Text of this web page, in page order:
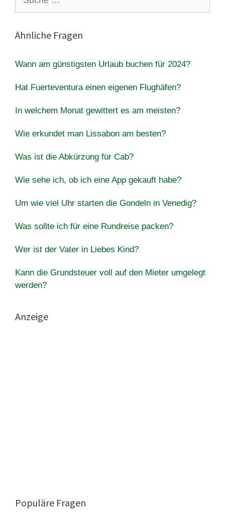
nach:
Ähnliche Fragen
Wann am günstigsten Urlaub buchen für 2024?
Hat Fuerteventura einen eigenen Flughäfen?
In welchem Monat gewittert es am meisten?
Wie erkundet man Lissabon am besten?
Was ist die Abkürzung für Cab?
Wie sehe ich, ob ich eine App gekauft habe?
Um wie viel Uhr starten die Gondeln in Venedig?
Was sollte ich für eine Rundreise packen?
Wer ist der Vater in Liebes Kind?
Kann die Grundsteuer voll auf den Mieter umgelegt
werden?
Anzeige
Populäre Fragen